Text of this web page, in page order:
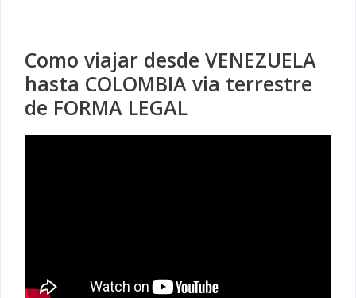
Como viajar desde VENEZUELA
hasta COLOMBIA via terrestre
de FORMA LEGAL